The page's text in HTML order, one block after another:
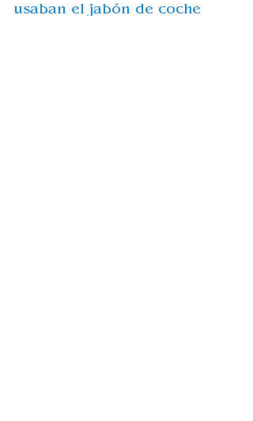
usaban el jabón de coche